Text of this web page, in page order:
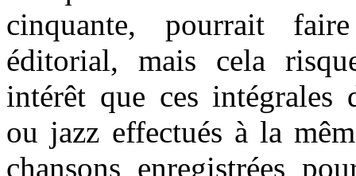
cinquante, pourrait
éditorial, mais cela
intérêt que ces intégrales
ou jazz effectués à la
chansons enregistrées